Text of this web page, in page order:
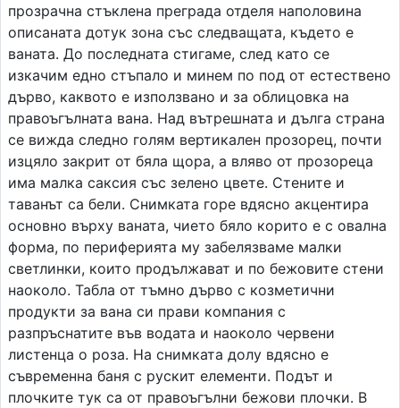
прозрачна стъклена преграда отделя наполовина
описаната дотук зона със следващата, където е
ваната. До последната стигаме, след като се
изкачим едно стъпало и минем по под от естествено
дърво, каквото е използвано и за облицовка на
правоъгълната вана. Над вътрешната и дълга страна
се вижда следно голям вертикален прозорец, почти
изцяло закрит от бяла щора, а вляво от прозореца
има малка саксия със зелено цвете. Стените и
таванът са бели. Снимката горе вдясно акцентира
основно върху ваната, чието бяло корито е с овална
форма, по периферията му забелязваме малки
светлинки, които продължават и по бежовите стени
наоколо. Табла от тъмно дърво с козметични
продукти за вана си прави компания с
разпръснатите във водата и наоколо червени
листенца о роза. На снимката долу вдясно е
съвременна баня с рускит елементи. Подът и
плочките тук са от правоъгълни бежови плочки. В